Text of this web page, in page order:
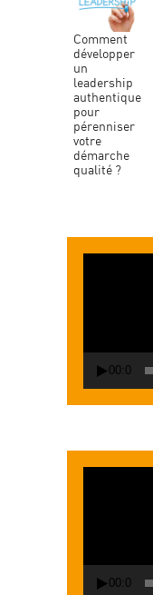
comment
développer
un
leadership
authentique
pour
pérenniser
votre
démarche
qualité ?
00:00
00:00